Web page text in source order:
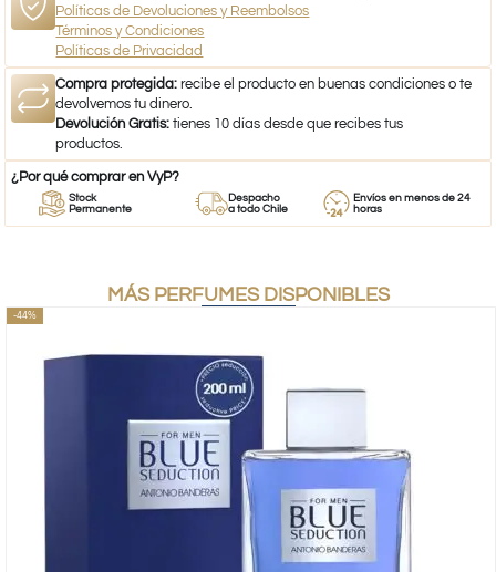
Políticas de Devoluciones y Reembolsos
Términos y Condiciones
Políticas de Privacidad
Compra protegida: recibe el producto en buenas condiciones o te
devolvemos tu dinero.
Devolución Gratis: tienes 10 días desde que recibes tus
productos.
¿Por qué comprar en VyP?
Stock
Permanente
Despacho
a todo Chile
Envíos en menos de 24
horas
MÁS PERFUMES DISPONIBLES
-44%